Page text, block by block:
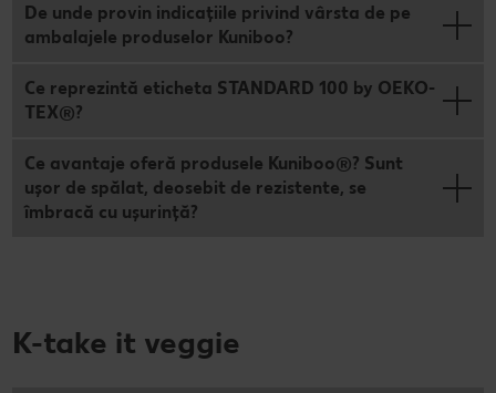
De unde provin indicațiile privind vârsta de pe
ambalajele produselor Kuniboo?
Ce reprezintă eticheta STANDARD 100 by OEKO-
TEX®?
Ce avantaje oferă produsele Kuniboo®? Sunt
ușor de spălat, deosebit de rezistente, se
îmbracă cu ușurință?
K-take it veggie